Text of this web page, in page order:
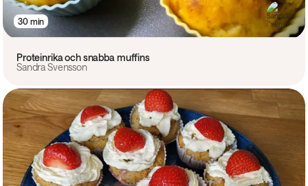
30 min
Proteinrika och snabba muffins
Sandra Svensson